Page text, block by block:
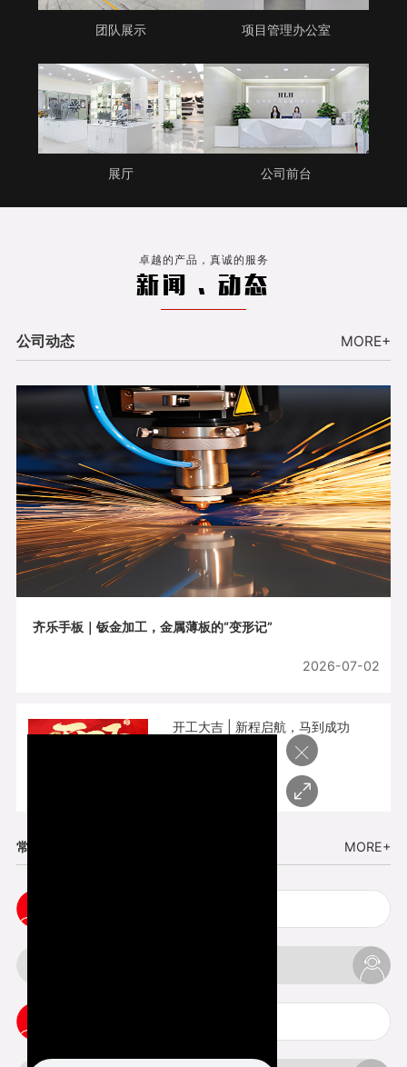
团队展示 项目管理办公室
展厅 公司前台
卓越的产品，真诚的服务
新闻 . 动态
公司动态 MORE+
齐乐手板｜钣金加工，金属薄板的“变形记”
2026-07-02
开工大吉 | 新程启航，马到成功
常见问题 MORE+
×